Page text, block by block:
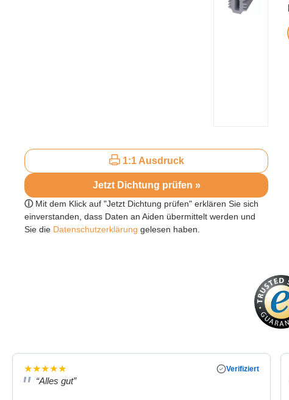
1:1 Ausdruck
Jetzt Dichtung prüfen »
ⓘ Mit dem Klick auf "Jetzt Dichtung prüfen" erklären Sie sich
einverstanden, dass Daten an Aiden übermittelt werden und
Sie die Datenschutzerklärung gelesen haben.
★★★★★ Verifiziert
“Alles gut”